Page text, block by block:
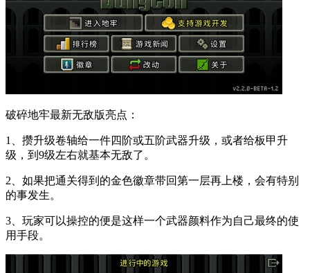
破碎地牢最新无敌版亮点：
1、攒升级卷轴给一件四阶或五阶武器升级，或者给板甲升
级，到9级左右就基本无敌了。
2、如果把通关得到的金色徽章带回第一层再上楼，会有特别
的事发生。
3、玩家可以操控的便是这样一个武器颜料作为自己最终的使
用手段。